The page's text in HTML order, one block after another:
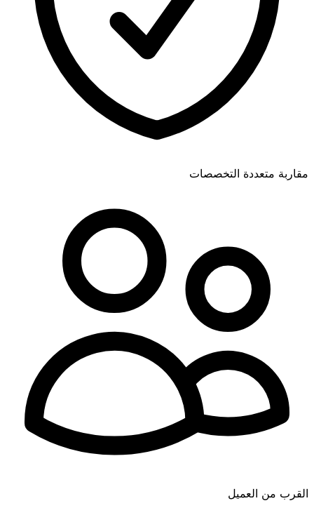
مقاربة متعددة التخصصات
القرب من العميل